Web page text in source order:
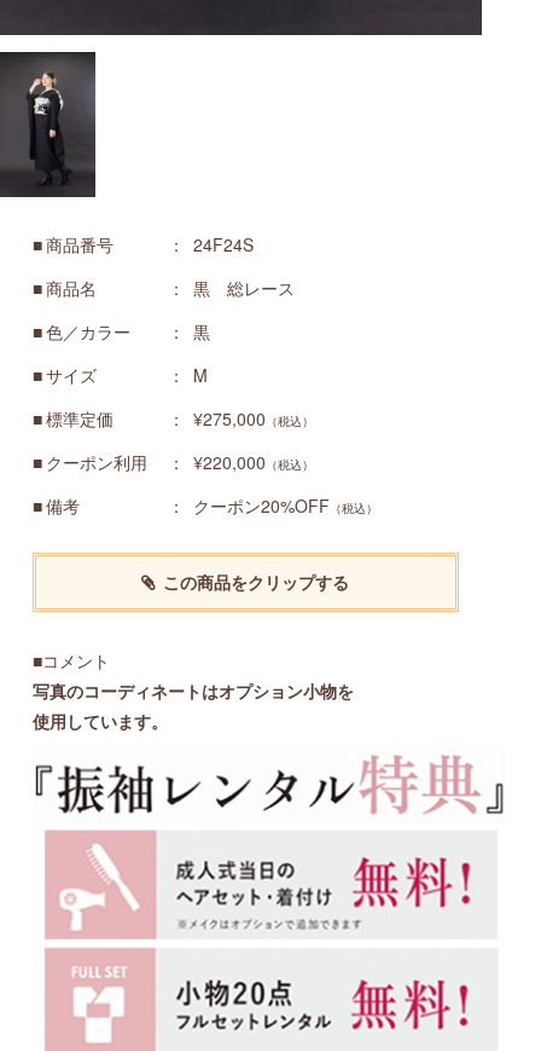
商品番号
24F24S
商品名
黒 総レース
色／カラー
黒
サイズ
M
標準定価
¥275,000 （税込）
クーポン利用 ¥220,000 （税込）
備考 クーポン20%OFF （税込）
この商品をクリップする
■コメント
写真のコーディネートはオプション小物を
使用しています。